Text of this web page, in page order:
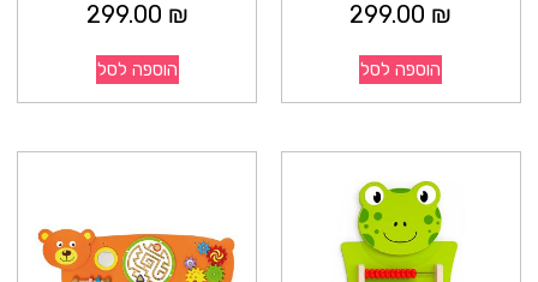
299.00 ₪
הוספה לסל
299.00 ₪
הוספה לסל